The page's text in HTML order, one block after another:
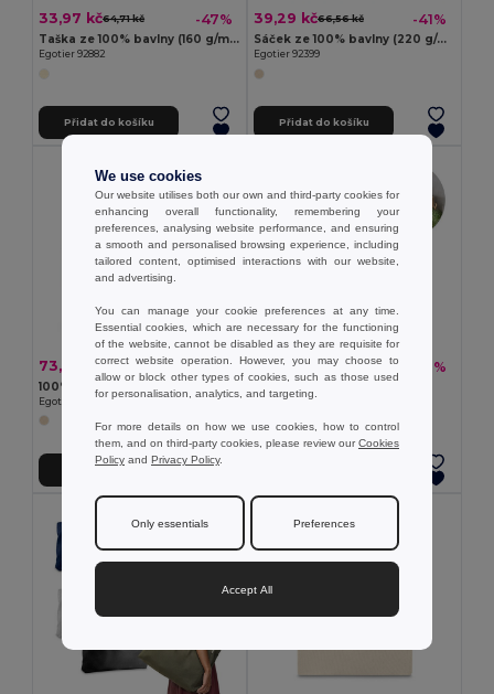
33,97 kč64,71 kč -47%
Taška ze 100% bavlny (160 g/m²) s detaily z imitace juty
Egotier 92882
Přidat do košíku
39,29 kč66,56 kč -41%
Sáček ze 100% bavlny (220 g/m²)
Egotier 92399
Přidat do košíku
73,26 kč128,50 kč -43%
100% bavlněná taška se zipem (280 g/m²)
Egotier 92926
65,40 kč 104,92 kč -38%
Jutová taška (360 g/m²)
Egotier 92827
We use cookies
Our website utilises both our own and third-party cookies for
enhancing overall functionality, remembering your
preferences, analysing website performance, and ensuring
a smooth and personalised browsing experience, including
tailored content, optimised interactions with our website,
and advertising.
You can manage your cookie preferences at any time.
Essential cookies, which are necessary for the functioning
of the website, cannot be disabled as they are requisite for
correct website operation. However, you may choose to
allow or block other types of cookies, such as those used
for personalisation, analytics, and targeting.
For more details on how we use cookies, how to control
them, and on third-party cookies, please review ourCookies
Policy and Privacy Policy.
Only essentials Preferences
Accept All